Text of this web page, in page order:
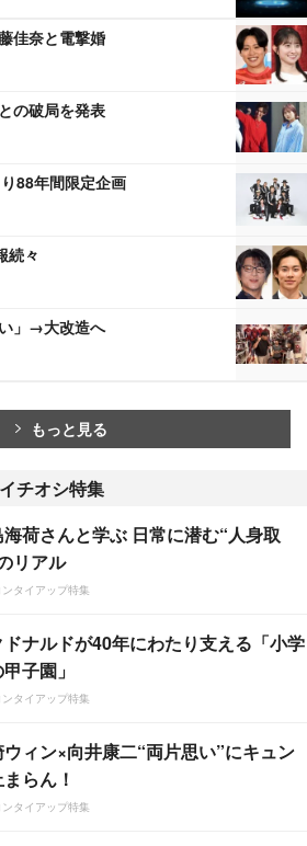
佳奈と電撃婚
の破局を発表
88年間限定企画
続々
」→大改造へ
もっと見る
チオシ特集
海荷さんと学ぶ 日常に潜む“人身取
リアル
タイアップ特集
ドナルドが40年にわたり支える「小学
子園」
タイアップ特集
ィン×向井康二“両片思い”にキュン
らん！
タイアップ特集